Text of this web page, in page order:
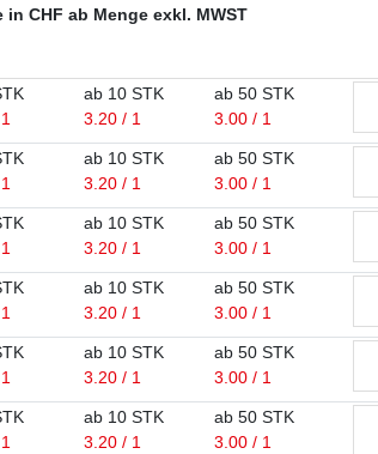
in CHF ab Menge exkl. MWST
ab 10 STK
3.20 / 1
ab 50 STK
3.00 / 1
ab 10 STK
3.20 / 1
ab 50 STK
3.00 / 1
ab 10 STK
3.20 / 1
ab 50 STK
3.00 / 1
ab 10 STK
3.20 / 1
ab 50 STK
3.00 / 1
ab 10 STK
3.20 / 1
ab 50 STK
3.00 / 1
ab 10 STK
3.20 / 1
ab 50 STK
3.00 / 1